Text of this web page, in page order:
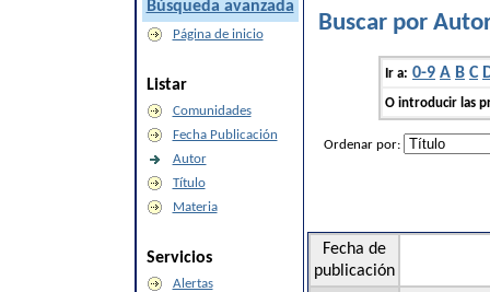
Búsqueda avanzada
Página de inicio
Listar
Comunidades
Fecha Publicación
Autor
Título
Materia
Servicios
Alertas
Buscar por
Ir a: 0-9 A B C
O introducir las
Ordenar por:
Fecha de
publicación